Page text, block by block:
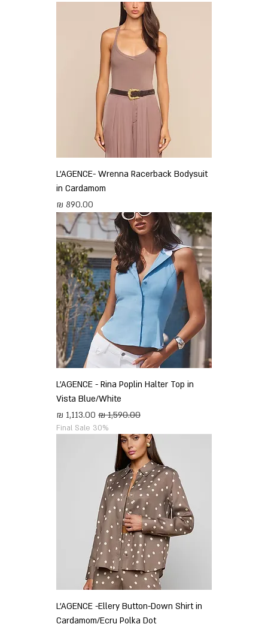
L'AGENCE- Wrenna Racerback Bodysuit
in Cardamom
מחיר
L'AGENCE - Rina Poplin Halter Top in
Vista Blue/White
מחיר רגיל
מחיר מבצע
Final Sale 30%
L'AGENCE -Ellery Button-Down Shirt in
Cardamom/Ecru Polka Dot